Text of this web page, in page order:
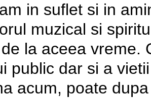
in suflet si in
muzical si
la aceea vreme.
public dar si a
acum, poate